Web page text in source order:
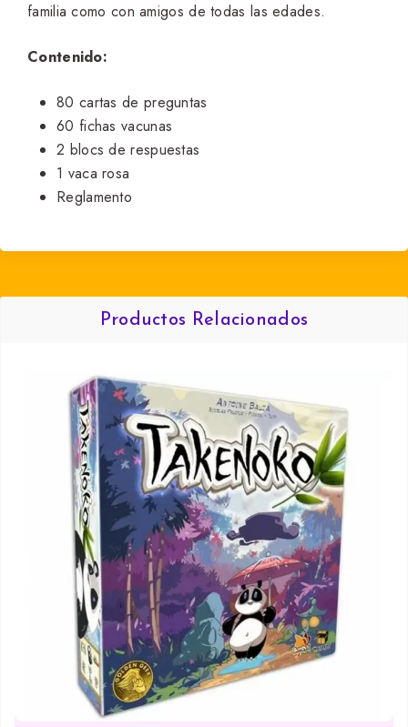
familia como con amigos de todas las edades.
Contenido:
80 cartas de preguntas
60 fichas vacunas
2 blocs de respuestas
1 vaca rosa
Reglamento
Productos Relacionados